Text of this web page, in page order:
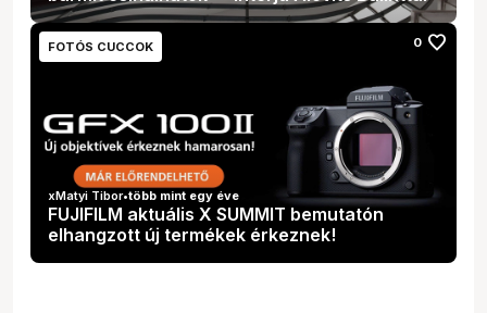
FOTÓS CUCCOK 0 favorite
FUJIFILM aktuális X SUMMIT bemutatón
elhangzott új termékek érkeznek!
xMatyi Tibor•több mint egy éve